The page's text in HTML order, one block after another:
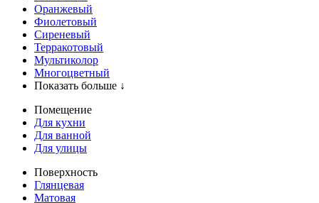
Оранжевый
Фиолетовый
Сиреневый
Терракотовый
Мультиколор
Многоцветный
Показать больше ↓
Помещение
Для кухни
Для ванной
Для улицы
Поверхность
Глянцевая
Матовая